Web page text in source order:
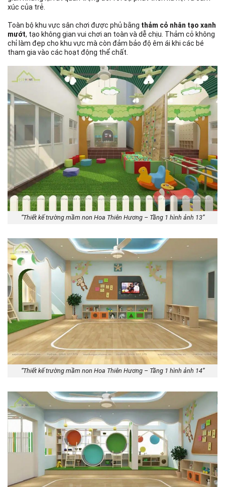
xúc của trẻ.
Toàn bộ khu vực sân chơi được phủ bằng thảm cỏ nhân tạo xanh
mướt, tạo không gian vui chơi an toàn và dễ chịu. Thảm cỏ không
chỉ làm đẹp cho khu vực mà còn đảm bảo độ êm ái khi các bé
tham gia vào các hoạt động thể chất.
“Thiết kế trường mầm non Hoa Thiên Hương – Tầng 1 hình ảnh 13”
“Thiết kế trường mầm non Hoa Thiên Hương – Tầng 1 hình ảnh 14”